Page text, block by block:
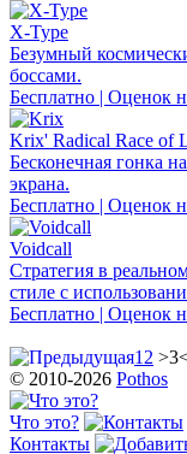
X-Type
Безумный
боссами.
Бесплатно | Оценок
Krix' Radical Race of
Бесконечная гонка
экрана.
Бесплатно | Оценок
Voidcall
Стратегия в
стиле с
Бесплатно | Оценок
1 2
© 2010-2026 Pothos
Что это?
Контакты